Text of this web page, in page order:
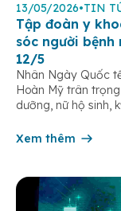
13/05/2026•TIN
Tập đoàn y
sóc người bệnh
12/5
Nhân Ngày Quốc
Hoàn Mỹ trân
dưỡng, nữ hộ sinh,
âm thầm đồng
Xem thêm